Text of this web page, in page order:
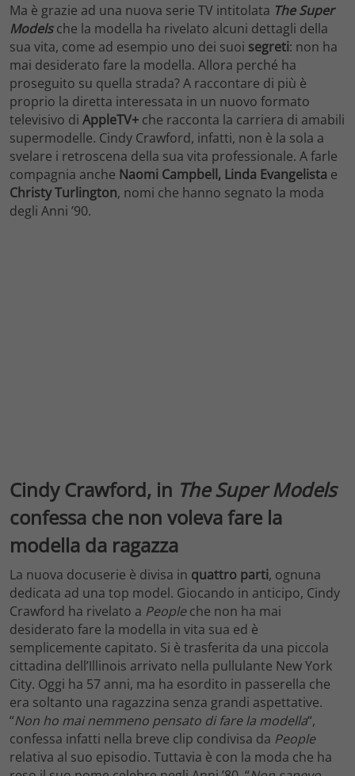
Ma è grazie ad una nuova serie TV intitolata The Super
Modelsche la modella ha rivelato alcuni dettagli della
sua vita, come ad esempio uno dei suoi segreti: non ha
mai desiderato fare la modella. Allora perché ha
proseguito su quella strada? A raccontare di più è
proprio la diretta interessata in un nuovo formato
televisivo di AppleTV+ che racconta la carriera di amabili
supermodelle. Cindy Crawford, infatti, non è la sola a
svelare i retroscena della sua vita professionale. A farle
compagnia anche Naomi Campbell, Linda Evangelista e
Christy Turlington, nomi che hanno segnato la moda
degli Anni ’90.
Cindy Crawford, in The Super Models
confessa che non voleva fare la
modella da ragazza
La nuova docuserie è divisa in quattro parti, ognuna
dedicata ad una top model. Giocando in anticipo, Cindy
Crawford ha rivelato a Peopleche non ha mai
desiderato fare la modella in vita sua ed è
semplicemente capitato. Si è trasferita da una piccola
cittadina dell’Illinois arrivato nella pullulante New York
City. Oggi ha 57 anni, ma ha esordito in passerella che
era soltanto una ragazzina senza grandi aspettative.
“Non ho mai nemmeno pensato di fare la modella“,
confessa infatti nella breve clip condivisa da People
relativa al suo episodio. Tuttavia è con la moda che ha